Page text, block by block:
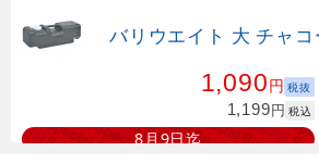
バリウエイト 大 チャ
1,090円 税抜
1,199円 税込
8月9日迄